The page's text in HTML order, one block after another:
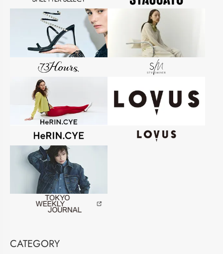
CATEGORY